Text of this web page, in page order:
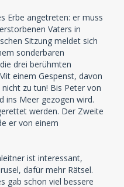
Erbe angetreten: er muss
Vaters in
Sitzung meldet sich
sonderbaren
drei berühmten
einem Gespenst, davon
zu tun! Bis Peter von
ins Meer gezogen wird.
werden. Der Zweite
er von einem
ist interessant,
dafür mehr Rätsel.
gab schon viel bessere